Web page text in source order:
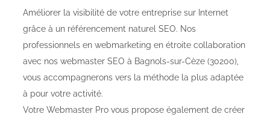
Améliorer la visibilité de votre entreprise sur Internet
grâce à un référencement naturel SEO. Nos
professionnels en webmarketing en étroite collaboration
avec nos webmaster SEO à Bagnols-sur-Cèze (30200),
vous accompagnerons vers la méthode la plus adaptée
à pour votre activité.
Votre Webmaster Pro vous propose également de créer